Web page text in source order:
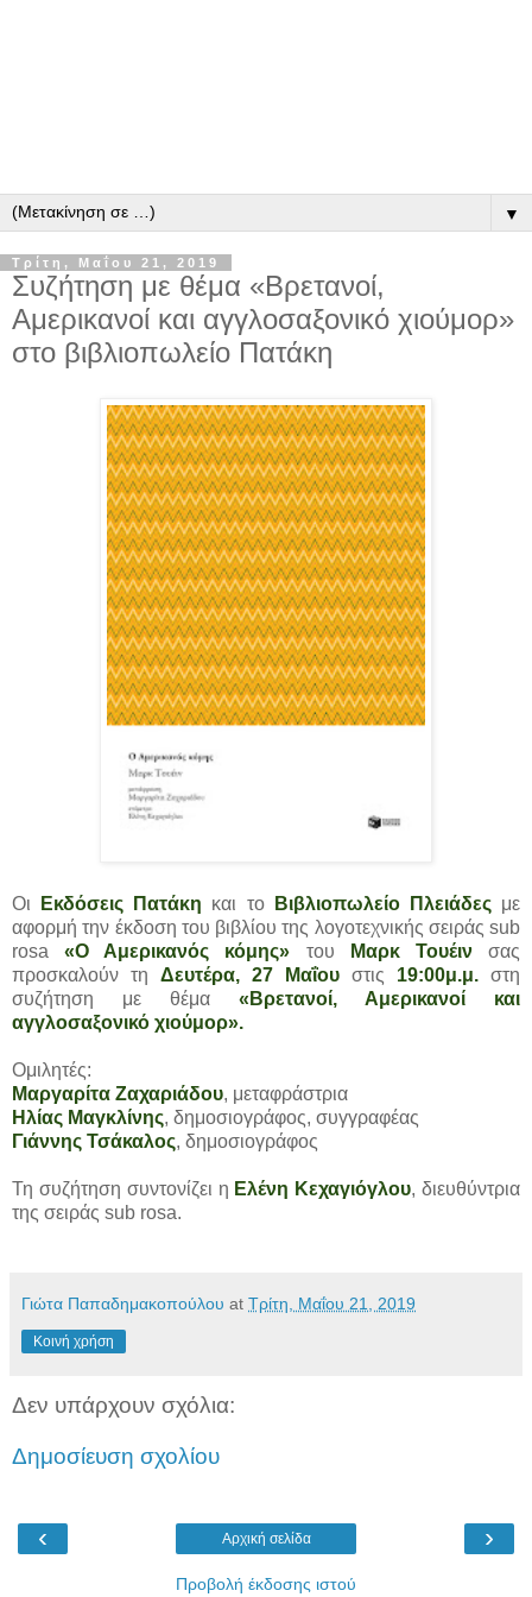
▼
Τρίτη, Μαΐου 21, 2019
Συζήτηση με θέμα «Βρετανοί,
Αμερικανοί και αγγλοσαξονικό χιούμορ»
στο βιβλιοπωλείο Πατάκη
Οι Εκδόσεις Πατάκη και το Βιβλιοπωλείο Πλειάδες με
αφορμή την έκδοση του βιβλίου της λογοτεχνικής σειράς sub
rosa«Ο Αμερικανός κόμης» του Μαρκ Τουέινσας
προσκαλούν τη Δευτέρα, 27 Μαΐου στις 19:00μ.μ. στη
συζήτηση με θέμα «Βρετανοί, Αμερικανοί και
αγγλοσαξονικό χιούμορ».
Ομιλητές:
Μαργαρίτα Ζαχαριάδου, μεταφράστρια
Ηλίας Μαγκλίνης, δημοσιογράφος, συγγραφέας
Γιάννης Τσάκαλος, δημοσιογράφος
Τη συζήτηση συντονίζει η Ελένη Κεχαγιόγλου, διευθύντρια
της σειράς sub rosa.
Γιώτα Παπαδημακοπούλου at Τρίτη, Μαΐου 21, 2019
Κοινή χρήση
Δεν υπάρχουν σχόλια:
Δημοσίευση σχολίου
‹ ›
Αρχική σελίδα
Προβολή έκδοσης ιστού